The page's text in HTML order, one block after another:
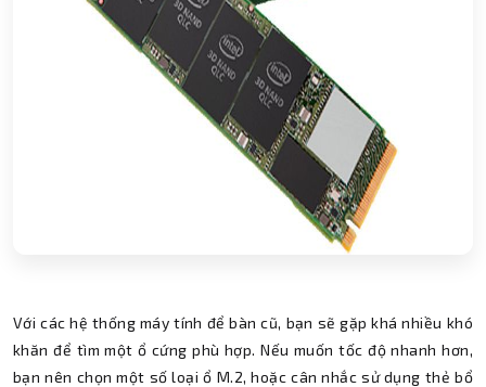
Với các hệ thống máy tính để bàn cũ, bạn sẽ gặp khá nhiều khó
khăn để tìm một ổ cứng phù hợp. Nếu muốn tốc độ nhanh hơn,
bạn nên chọn một số loại ổ M.2, hoặc cân nhắc sử dụng thẻ bổ